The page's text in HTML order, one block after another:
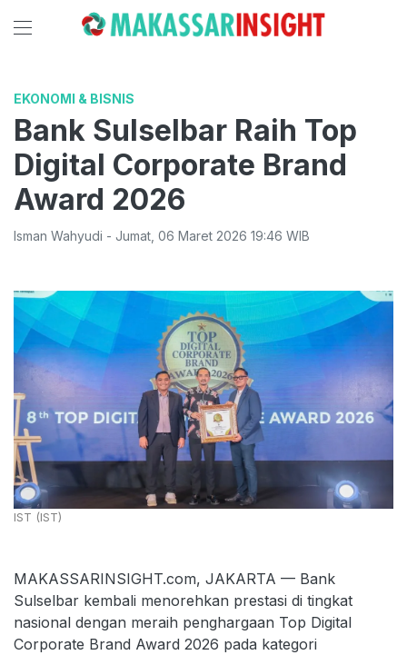
EKONOMI & BISNIS
Bank Sulselbar Raih Top
Digital Corporate Brand
Award 2026
Isman Wahyudi - Jumat 06 Maret 2026 19:46 WIB
IST (IST)
MAKASSARINSIGHT.com, JAKARTA — Bank
Sulselbar kembali menorehkan prestasi di tingkat
nasional dengan meraih penghargaan Top Digital
Corporate Brand Award 2026 pada kategori